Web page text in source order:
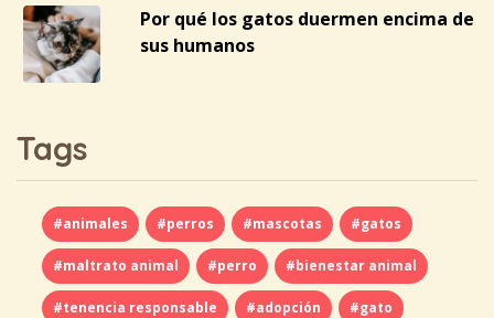
Por qué los gatos duermen encima de
sus humanos
Tags
#animales #perros #mascotas #gatos
#maltrato animal #perro #bienestar animal
#tenencia responsable #adopción #gato